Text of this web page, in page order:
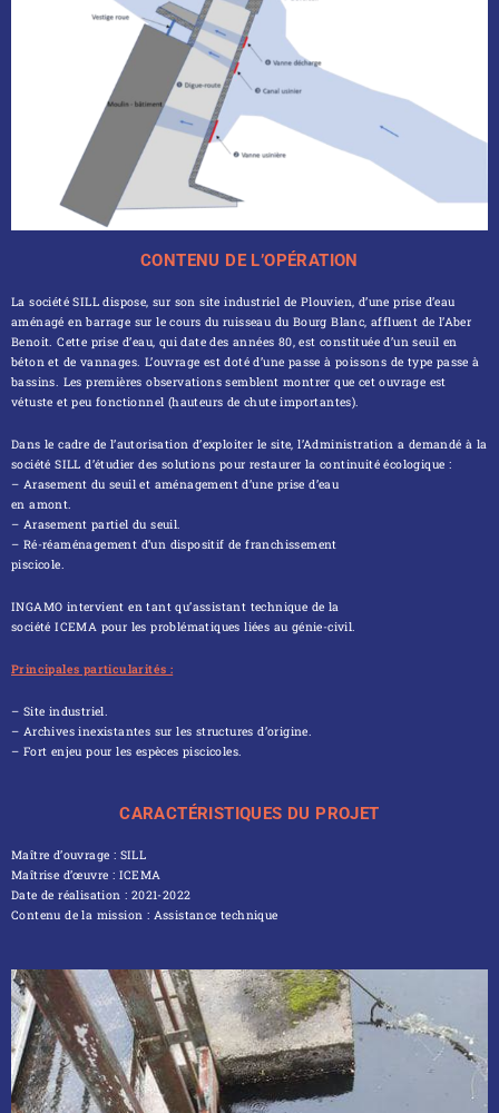
CONTENU DE L’OPÉRATION
La société SILL dispose, sur son site industriel de Plouvien, d’une prise d’eau
aménagé en barrage sur le cours du ruisseau du Bourg Blanc, affluent de l’Aber
Benoit. Cette prise d’eau, qui date des années 80, est constituée d’un seuil en
béton et de vannages. L’ouvrage est doté d’une passe à poissons de type passe à
bassins. Les premières observations semblent montrer que cet ouvrage est
vétuste et peu fonctionnel (hauteurs de chute importantes).
Dans le cadre de l’autorisation d’exploiter le site, l’Administration a demandé à la
société SILL d’étudier des solutions pour restaurer la continuité écologique :
– Arasement du seuil et aménagement d’une prise d’eau
en amont.
– Arasement partiel du seuil.
– Ré-réaménagement d’un dispositif de franchissement
piscicole.
INGAMO intervient en tant qu’assistant technique de la
société ICEMA pour les problématiques liées au génie-civil.
Principales particularités :
– Site industriel.
– Archives inexistantes sur les structures d’origine.
– Fort enjeu pour les espèces piscicoles.
CARACTÉRISTIQUES DU PROJET
Maître d’ouvrage : SILL
Maîtrise d’œuvre : ICEMA
Date de réalisation : 2021-2022
Contenu de la mission : Assistance technique